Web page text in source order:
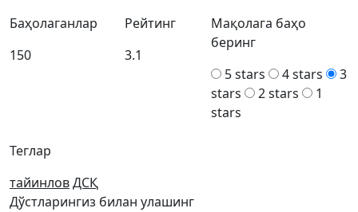
Теглар
тайинловДСҚ
Баҳолаганлар
150
Рейтинг
3.1
Мақолага баҳо
беринг
5 stars
4 stars
3
stars
2 stars
1
stars
Дўстларингиз билан улашинг